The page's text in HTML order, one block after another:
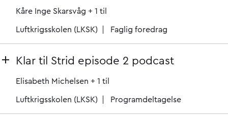
Kåre Inge Skarsvåg + 1 til
Luftkrigsskolen (LKSK) Faglig foredrag
Klar til Strid episode 2 podcast
Elisabeth Michelsen + 1 til
Luftkrigsskolen (LKSK) Programdeltagelse